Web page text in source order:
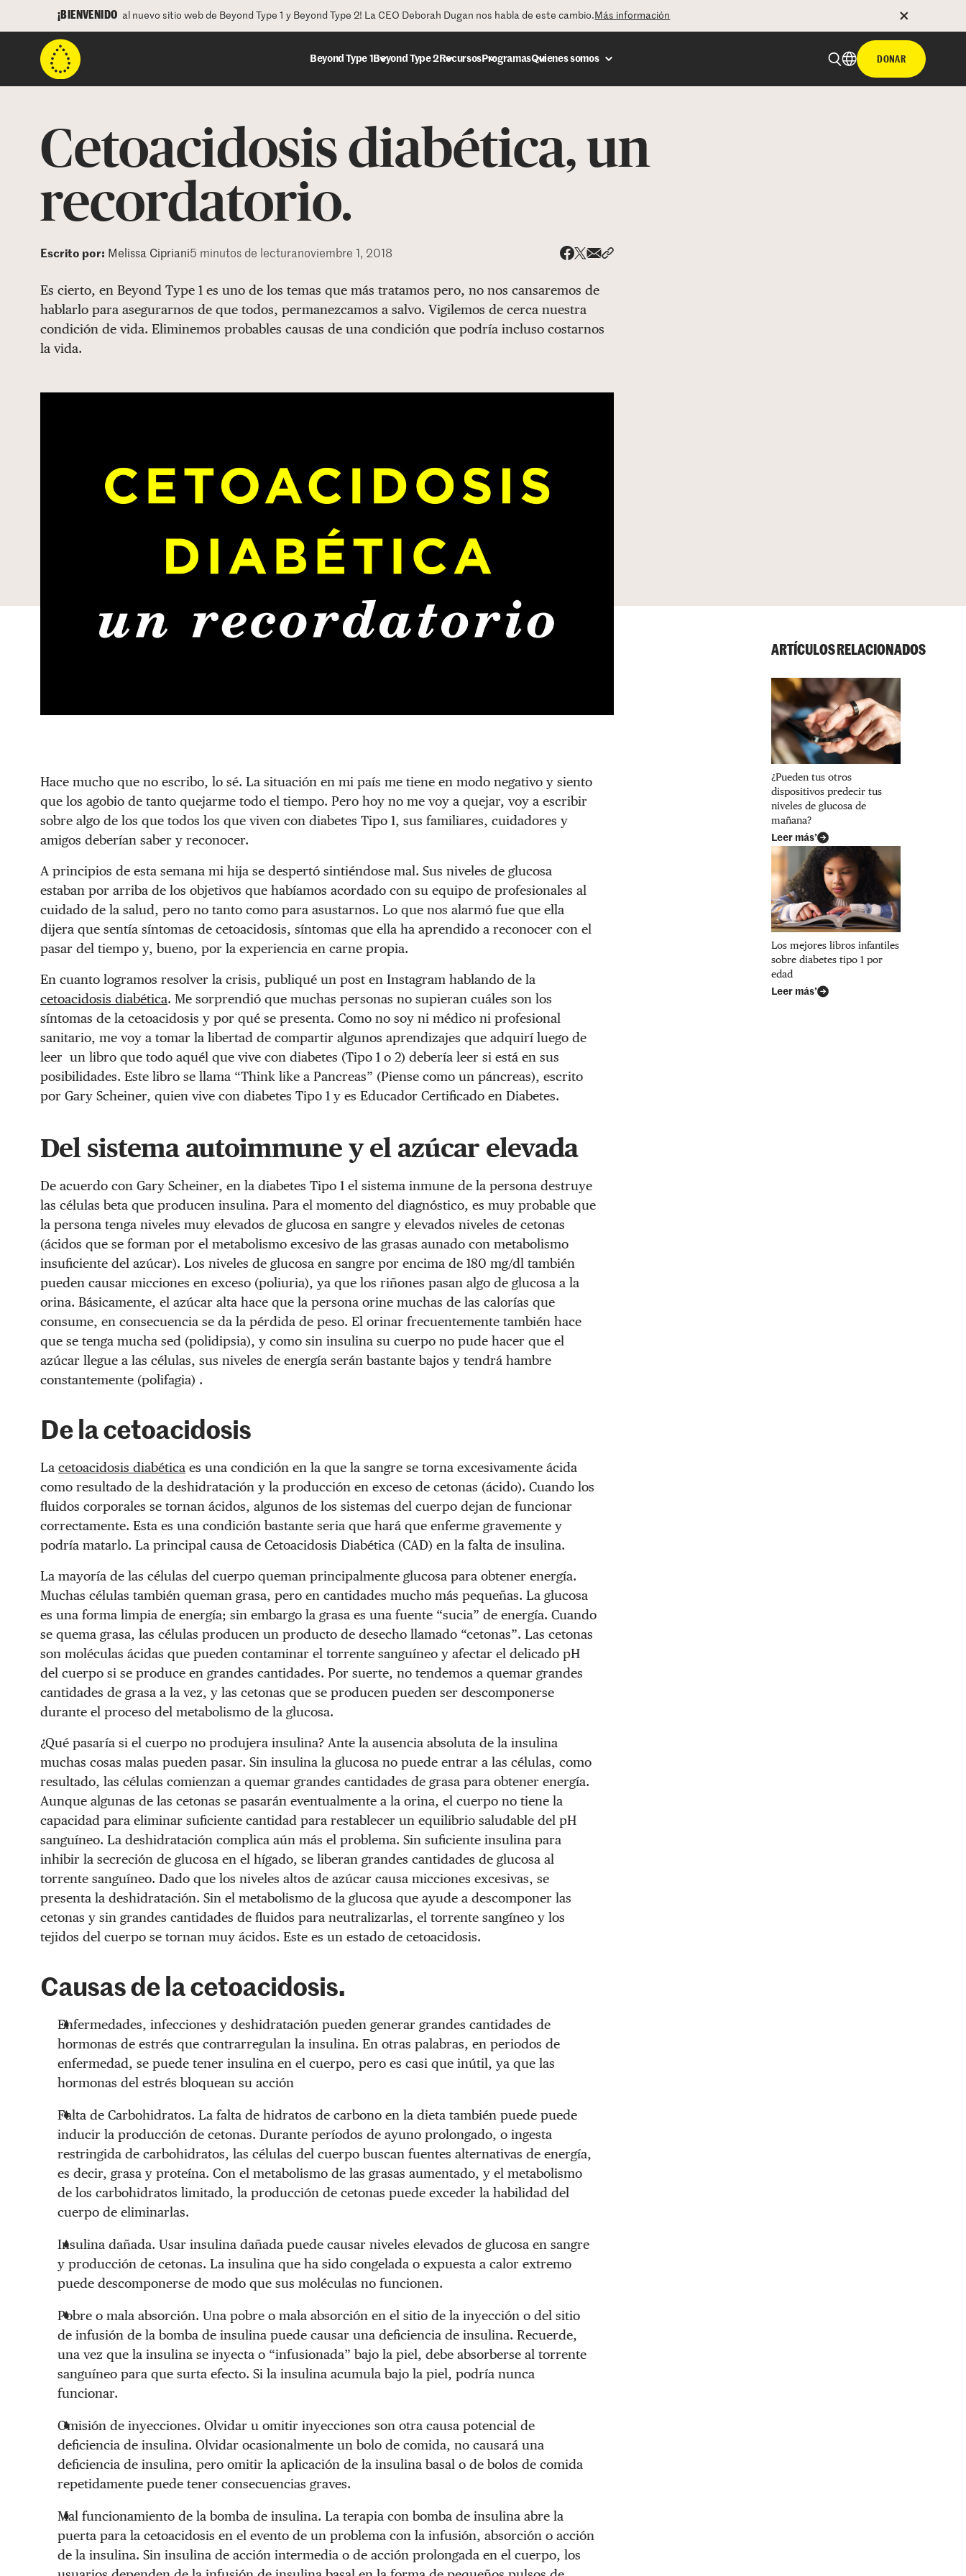
¡BIENVENIDO al nuevo sitio web de Beyond Type 1 y Beyond Type 2! La CEO Deborah Dugan nos habla de este cambio. Más información
Beyond Type 1 Beyond Type 2Recursos ProgramasQuienes somos DONAR
Cetoacidosis diabética, un
recordatorio.
Escrito por: Melissa Cipriani5 minutos de lecturanoviembre 1, 2018
Es cierto, en Beyond Type 1 es uno de los temas que más tratamos pero, no nos cansaremos de
hablarlo para asegurarnos de que todos, permanezcamos a salvo. Vigilemos de cerca nuestra
condición de vida. Eliminemos probables causas de una condición que podría incluso costarnos
la vida.
Hace mucho que no escribo, lo sé. La situación en mi país me tiene en modo negativo y siento
que los agobio de tanto quejarme todo el tiempo. Pero hoy no me voy a quejar, voy a escribir
sobre algo de los que todos los que viven con diabetes Tipo 1, sus familiares, cuidadores y
amigos deberían saber y reconocer.
A principios de esta semana mi hija se despertó sintiéndose mal. Sus niveles de glucosa
estaban por arriba de los objetivos que habíamos acordado con su equipo de profesionales al
cuidado de la salud, pero no tanto como para asustarnos. Lo que nos alarmó fue que ella
dijera que sentía síntomas de cetoacidosis, síntomas que ella ha aprendido a reconocer con el
pasar del tiempo y, bueno, por la experiencia en carne propia.
En cuanto logramos resolver la crisis, publiqué un post en Instagram hablando de la
cetoacidosis diabética. Me sorprendió que muchas personas no supieran cuáles son los
síntomas de la cetoacidosis y por qué se presenta. Como no soy ni médico ni profesional
sanitario, me voy a tomar la libertad de compartir algunos aprendizajes que adquirí luego de
leer un libro que todo aquél que vive con diabetes (Tipo 1 o 2) debería leer si está en sus
posibilidades. Este libro se llama “Think like a Pancreas” (Piense como un páncreas), escrito
por Gary Scheiner, quien vive con diabetes Tipo 1 y es Educador Certificado en Diabetes.
Del sistema autoimmune y el azúcar elevada
De acuerdo con Gary Scheiner, en la diabetes Tipo 1 el sistema inmune de la persona destruye
las células beta que producen insulina. Para el momento del diagnóstico, es muy probable que
la persona tenga niveles muy elevados de glucosa en sangre y elevados niveles de cetonas
(ácidos que se forman por el metabolismo excesivo de las grasas aunado con metabolismo
insuficiente del azúcar). Los niveles de glucosa en sangre por encima de 180 mg/dl también
pueden causar micciones en exceso (poliuria), ya que los riñones pasan algo de glucosa a la
orina. Básicamente, el azúcar alta hace que la persona orine muchas de las calorías que
consume, en consecuencia se da la pérdida de peso. El orinar frecuentemente también hace
que se tenga mucha sed (polidipsia), y como sin insulina su cuerpo no pude hacer que el
azúcar llegue a las células, sus niveles de energía serán bastante bajos y tendrá hambre
constantemente (polifagia) .
De la cetoacidosis
La cetoacidosis diabética es una condición en la que la sangre se torna excesivamente ácida
como resultado de la deshidratación y la producción en exceso de cetonas (ácido). Cuando los
fluidos corporales se tornan ácidos, algunos de los sistemas del cuerpo dejan de funcionar
correctamente. Esta es una condición bastante seria que hará que enferme gravemente y
podría matarlo. La principal causa de Cetoacidosis Diabética (CAD) en la falta de insulina.
La mayoría de las células del cuerpo queman principalmente glucosa para obtener energía.
Muchas células también queman grasa, pero en cantidades mucho más pequeñas. La glucosa
es una forma limpia de energía; sin embargo la grasa es una fuente “sucia” de energía. Cuando
se quema grasa, las células producen un producto de desecho llamado “cetonas”. Las cetonas
son moléculas ácidas que pueden contaminar el torrente sanguíneo y afectar el delicado pH
del cuerpo si se produce en grandes cantidades. Por suerte, no tendemos a quemar grandes
cantidades de grasa a la vez, y las cetonas que se producen pueden ser descomponerse
durante el proceso del metabolismo de la glucosa.
¿Qué pasaría si el cuerpo no produjera insulina? Ante la ausencia absoluta de la insulina
muchas cosas malas pueden pasar. Sin insulina la glucosa no puede entrar a las células, como
resultado, las células comienzan a quemar grandes cantidades de grasa para obtener energía.
Aunque algunas de las cetonas se pasarán eventualmente a la orina, el cuerpo no tiene la
capacidad para eliminar suficiente cantidad para restablecer un equilibrio saludable del pH
sanguíneo. La deshidratación complica aún más el problema. Sin suficiente insulina para
inhibir la secreción de glucosa en el hígado, se liberan grandes cantidades de glucosa al
torrente sanguíneo. Dado que los niveles altos de azúcar causa micciones excesivas, se
presenta la deshidratación. Sin el metabolismo de la glucosa que ayude a descomponer las
cetonas y sin grandes cantidades de fluidos para neutralizarlas, el torrente sangíneo y los
tejidos del cuerpo se tornan muy ácidos. Este es un estado de cetoacidosis.
Causas de la cetoacidosis.
Enfermedades, infecciones y deshidratación pueden generar grandes cantidades de
hormonas de estrés que contrarregulan la insulina. En otras palabras, en periodos de
enfermedad, se puede tener insulina en el cuerpo, pero es casi que inútil, ya que las
hormonas del estrés bloquean su acción
Falta de Carbohidratos. La falta de hidratos de carbono en la dieta también puede puede
inducir la producción de cetonas. Durante períodos de ayuno prolongado, o ingesta
restringida de carbohidratos, las células del cuerpo buscan fuentes alternativas de energía,
es decir, grasa y proteína. Con el metabolismo de las grasas aumentado, y el metabolismo
de los carbohidratos limitado, la producción de cetonas puede exceder la habilidad del
cuerpo de eliminarlas.
Insulina dañada. Usar insulina dañada puede causar niveles elevados de glucosa en sangre
y producción de cetonas. La insulina que ha sido congelada o expuesta a calor extremo
puede descomponerse de modo que sus moléculas no funcionen.
Pobre o mala absorción. Una pobre o mala absorción en el sitio de la inyección o del sitio
de infusión de la bomba de insulina puede causar una deficiencia de insulina. Recuerde,
una vez que la insulina se inyecta o “infusionada” bajo la piel, debe absorberse al torrente
sanguíneo para que surta efecto. Si la insulina acumula bajo la piel, podría nunca
funcionar.
Omisión de inyecciones. Olvidar u omitir inyecciones son otra causa potencial de
deficiencia de insulina. Olvidar ocasionalmente un bolo de comida, no causará una
deficiencia de insulina, pero omitir la aplicación de la insulina basal o de bolos de comida
repetidamente puede tener consecuencias graves.
Mal funcionamiento de la bomba de insulina. La terapia con bomba de insulina abre la
puerta para la cetoacidosis en el evento de un problema con la infusión, absorción o acción
de la insulina. Sin insulina de acción intermedia o de acción prolongada en el cuerpo, los
ARTÍCULOS RELACIONADOS
¿Pueden tus otros
dispositivos predecir tus
niveles de glucosa de
mañana?
Leer más’
Los mejores libros infantiles
sobre diabetes tipo 1 por
edad
Leer más’